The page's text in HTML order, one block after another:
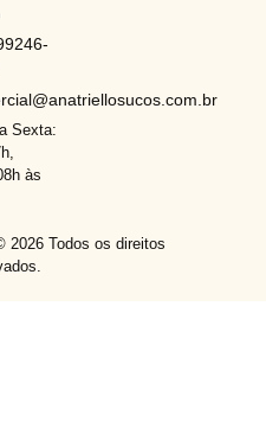
Sexta:
às
2026 Todos os direitos